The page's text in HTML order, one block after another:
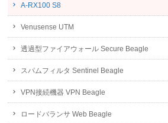
A-RX100 S8
Venusense UTM
透過型ファイアウォール Secure Beagle
スパムフィルタ Sentinel Beagle
VPN接続機器 VPN Beagle
ロードバランサ Web Beagle